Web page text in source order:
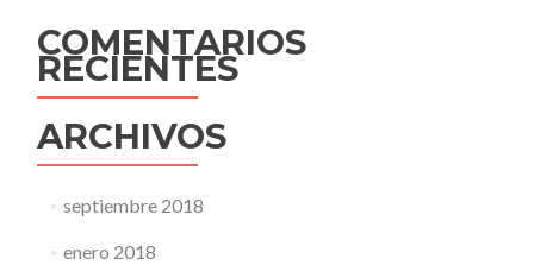
COMENTARIOS
RECIENTES
ARCHIVOS
septiembre 2018
enero 2018